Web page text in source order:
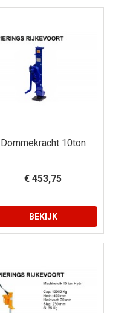
Dommekracht 10ton
€ 453,75
BEKIJK